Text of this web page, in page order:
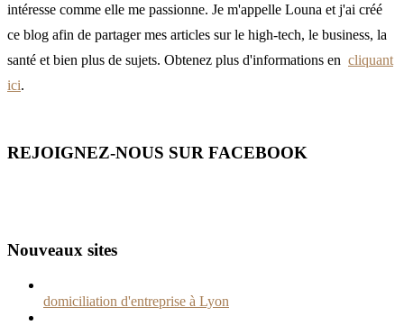
intéresse comme elle me passionne. Je m'appelle Louna et j'ai créé
ce blog afin de partager mes articles sur le high-tech, le business, la
santé et bien plus de sujets. Obtenez plus d'informations en cliquant
ici.
REJOIGNEZ-NOUS SUR FACEBOOK
Nouveaux sites
domiciliation d'entreprise à Lyon